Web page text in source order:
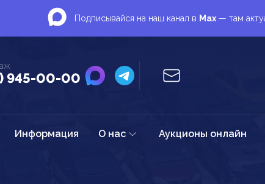
Подписывайся на наш канал в Max — там
945-00-00
Информация О нас Аукционы онлайн